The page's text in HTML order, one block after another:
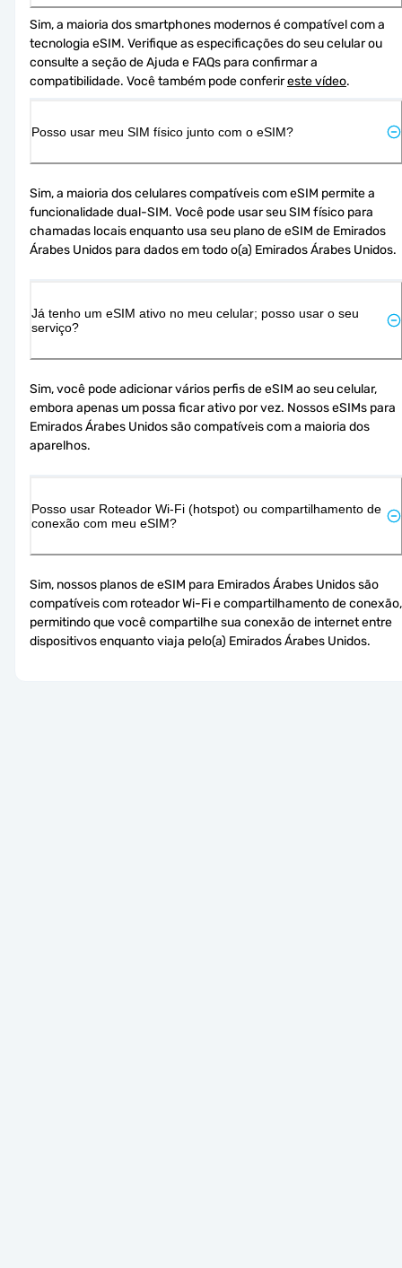
Sim, a maioria dos smartphones modernos é compatível com a
tecnologia eSIM. Verifique as especificações do seu celular ou
consulte a seção de Ajuda e FAQs para confirmar a
compatibilidade. Você também pode conferir este vídeo.
Posso usar meu SIM físico junto com o eSIM?
Sim, a maioria dos celulares compatíveis com eSIM permite a
funcionalidade dual-SIM. Você pode usar seu SIM físico para
chamadas locais enquanto usa seu plano de eSIM de Emirados
Árabes Unidos para dados em todo o(a) Emirados Árabes Unidos.
Já tenho um eSIM ativo no meu celular; posso usar o seu
serviço?
Sim, você pode adicionar vários perfis de eSIM ao seu celular,
embora apenas um possa ficar ativo por vez. Nossos eSIMs para
Emirados Árabes Unidos são compatíveis com a maioria dos
aparelhos.
Posso usar Roteador Wi-Fi (hotspot) ou compartilhamento de
conexão com meu eSIM?
Sim, nossos planos de eSIM para Emirados Árabes Unidos são
compatíveis com roteador Wi-Fi e compartilhamento de conexão,
permitindo que você compartilhe sua conexão de internet entre
dispositivos enquanto viaja pelo(a) Emirados Árabes Unidos.